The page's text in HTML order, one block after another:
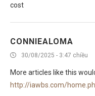
cost
CONNIEALOMA
30/08/2025 - 3:47 chiều
More articles like this
http://iawbs.com/